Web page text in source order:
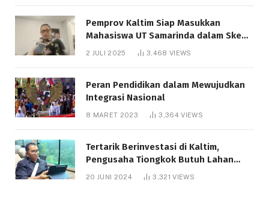
Pemprov Kaltim Siap Masukkan
Mahasiswa UT Samarinda dalam Skema
Bantuan Pendidikan Gratispol
2 JULI 2025 3,468 VIEWS
Peran Pendidikan dalam Mewujudkan
Integrasi Nasional
8 MARET 2023 3,364VIEWS
Tertarik Berinvestasi di Kaltim,
Pengusaha Tiongkok Butuh Lahan
1.000 Hektare
20 JUNI 2024 3,321VIEWS